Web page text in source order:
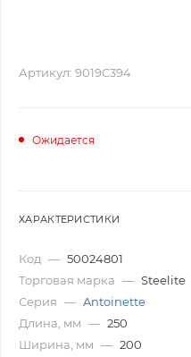
Артикул: 9019C394
Ожидается
ХАРАКТЕРИСТИКИ
Код — 50024801
Торговая марка — Steelite
Серия — Antoinette
Длина, мм — 250
Ширина, мм — 200